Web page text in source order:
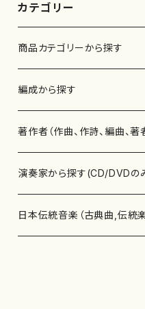
カテゴリー
商品カテゴリーから探す
楽譜
書籍
書籍
テキストブック
CD・DVD
チケット
編成から探す
邦楽器
箏・琴（ソロ）
箏・琴（合奏）
合唱
混声合唱
歌・声
著作者（作曲、作詩、編曲、著
あ行
青木省三(アオキ ショウゾウ)
か行
演奏家から探す(CD/DVDの
邦楽（箏、三味線、尺八等）
洋楽-鍵盤楽器（ピアノ、オル
日本伝統音楽（古典曲,伝統